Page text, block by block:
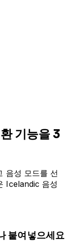
기능을 3
음성 모드를 선
Icelandic 음성
붙여넣으세요